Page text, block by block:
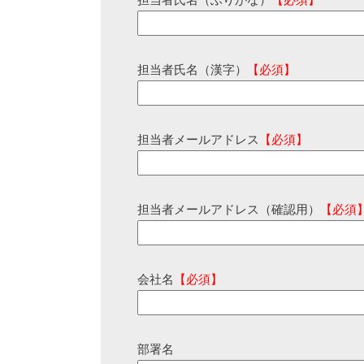
担当者氏名（漢字） 【必須】
担当者メールアドレス 【必須】
担当者メールアドレス（確認用） 【必須
会社名 【必須】
部署名